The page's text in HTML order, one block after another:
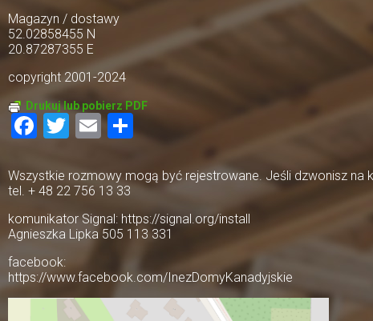
Magazyn / dostawy
52.02858455 N
20.87287355 E
copyright 2001-2024
Drukuj lub pobierz PDF
Facebook
Twitter
EmailShare
Wszystkie rozmowy mogą być rejestrowane. Jeśli dzwonisz na
tel. + 48 22 756 13 33
komunikator Signal: https://signal.org/install
Agnieszka Lipka 505 113 331
facebook:
https://www.facebook.com/InezDomyKanadyjskie